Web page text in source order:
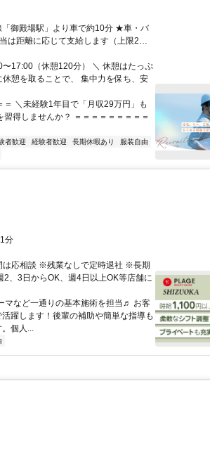
17:00（休憩120分） ＼ 休憩はたっぷ
憩を取ることで、 集中力を保ち、安
＼未経験1年目で「月収29万円」も
得しませんか？ ＝＝＝＝＝＝＝＝＝
者歓迎 経験者歓迎 長期休暇あり
服装自由
分
応相談 ※残業なしで定時退社 ※長期
、3日からOK、週4日以上OK等店舗に
マなど一通りの基本施術を担当♬ お客
躍します！後輩の補助や簡単な指導も
個人...